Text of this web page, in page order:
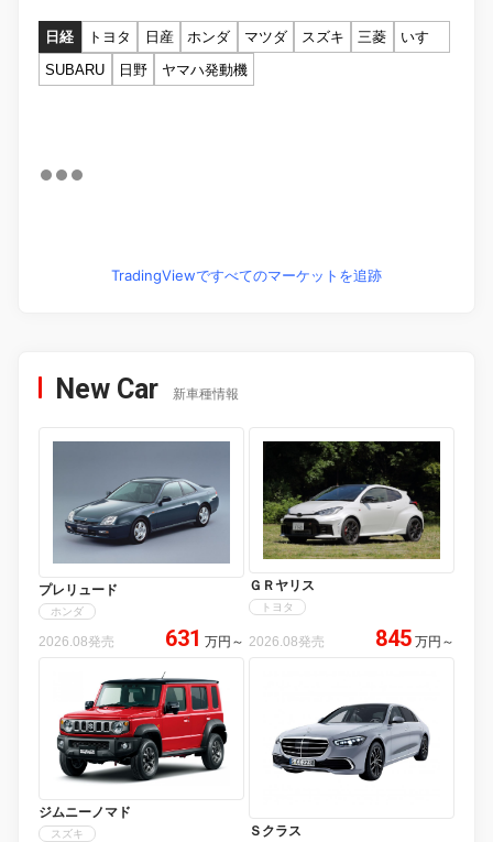
日経 トヨタ 日産 ホンダ マツダ スズキ 三菱
いすゞ
SUBARU
日野 ヤマハ発動機
TradingViewですべてのマーケットを追跡
New Car 新車種情報
プレリュード
ホンダ
2026.08発売 631 万円 ～
ＧＲヤリス
トヨタ
2026.08発売 845 万円 ～
ジムニーノマド
スズキ Ｓクラス